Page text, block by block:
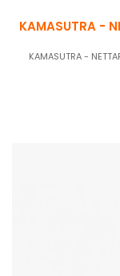
KAMASUTRA -
KAMASUTRA -